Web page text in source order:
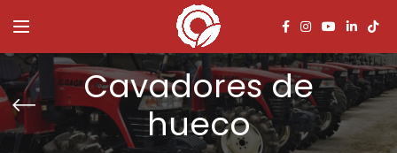
Cavadores de
hueco